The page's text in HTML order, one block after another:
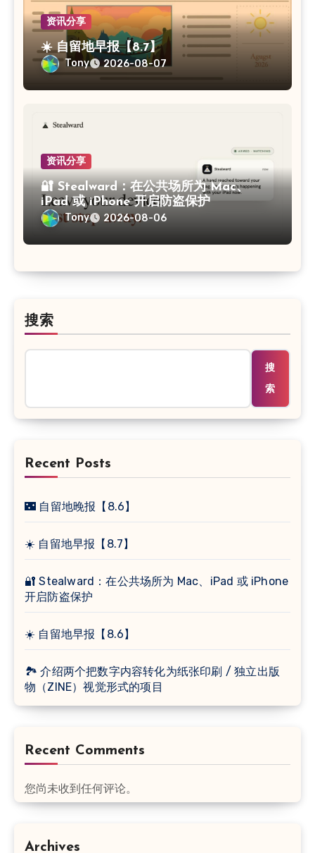
资讯分享
☀️ 自留地早报【8.7】
Tony 2026-08-07
资讯分享
🔐 Stealward：在公共场所为 Mac、
iPad 或 iPhone 开启防盗保护
Tony 2026-08-06
搜索
搜
索
Recent Posts
🌃 自留地晚报【8.6】
☀️ 自留地早报【8.7】
🔐 Stealward：在公共场所为 Mac、iPad 或 iPhone
开启防盗保护
☀️ 自留地早报【8.6】
🏞 介绍两个把数字内容转化为纸张印刷 / 独立出版
物（ZINE）视觉形式的项目
Recent Comments
您尚未收到任何评论。
Archives